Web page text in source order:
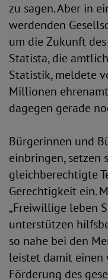
zu sagen. Aber in
werdenden
um die Zukunft des
Statista, die
Statistik, meldete
Millionen
dagegen gerade
Bürgerinnen und
einbringen, setzen
gleichberechtigte
Gerechtigkeit ein.
„Freiwillige leben
unterstützen
so nahe bei den
leistet damit einen
Förderung des